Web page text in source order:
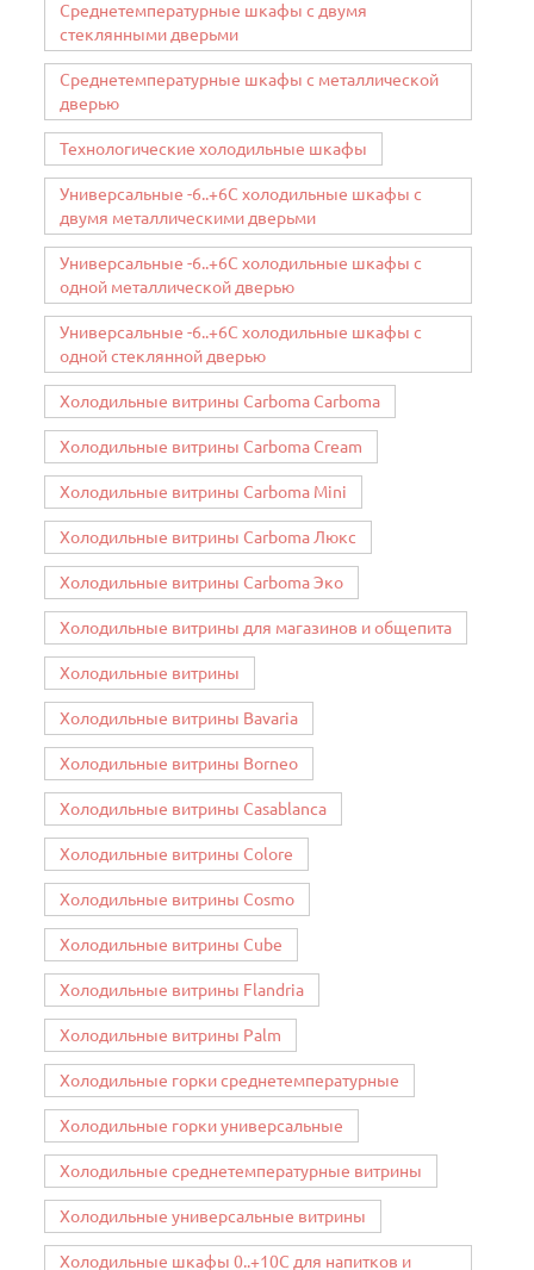
Среднетемпературные шкафы с двумя
стеклянными дверьми
Среднетемпературные шкафы с металлической
дверью
Технологические холодильные шкафы
Универсальные -6..+6C холодильные шкафы с
двумя металлическими дверьми
Универсальные -6..+6C холодильные шкафы с
одной металлической дверью
Универсальные -6..+6C холодильные шкафы с
одной стеклянной дверью
Холодильные витрины Carboma Carboma
Холодильные витрины Carboma Cream
Холодильные витрины Carboma Mini
Холодильные витрины Carboma Люкс
Холодильные витрины Carboma Эко
Холодильные витрины для магазинов и общепита
Холодильные витрины
Холодильные витрины Bavaria
Холодильные витрины Borneo
Холодильные витрины Casablanca
Холодильные витрины Colore
Холодильные витрины Cosmo
Холодильные витрины Cube
Холодильные витрины Flandria
Холодильные витрины Palm
Холодильные горки среднетемпературные
Холодильные горки универсальные
Холодильные среднетемпературные витрины
Холодильные универсальные витрины
Холодильные шкафы 0..+10C для напитков и